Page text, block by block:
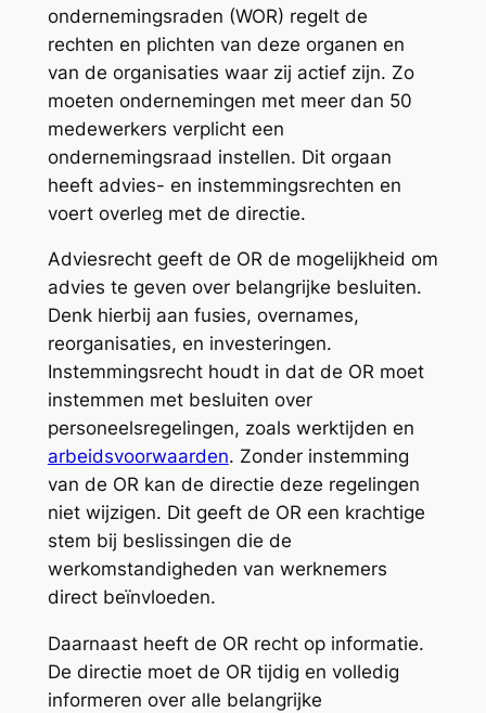
ondernemingsraden (WOR) regelt de
rechten en plichten van deze organen en
van de organisaties waar zij actief zijn. Zo
moeten ondernemingen met meer dan 50
medewerkers verplicht een
ondernemingsraad instellen. Dit orgaan
heeft advies- en instemmingsrechten en
voert overleg met de directie.
Adviesrecht geeft de OR de mogelijkheid om
advies te geven over belangrijke besluiten.
Denk hierbij aan fusies, overnames,
reorganisaties, en investeringen.
Instemmingsrecht houdt in dat de OR moet
instemmen met besluiten over
personeelsregelingen, zoals werktijden en
arbeidsvoorwaarden. Zonder instemming
van de OR kan de directie deze regelingen
niet wijzigen. Dit geeft de OR een krachtige
stem bij beslissingen die de
werkomstandigheden van werknemers
direct beïnvloeden.
Daarnaast heeft de OR recht op informatie.
De directie moet de OR tijdig en volledig
informeren over alle belangrijke